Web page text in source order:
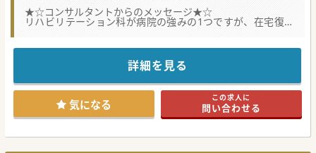
★☆コンサルタントからのメッセージ★☆
リハビリテーション科が病院の強みの1つですが、在宅復帰
をされた患者さんを
たいお考えがございます。
訪問診療経験者はもちろん、未経験の方でもご応募いただけ
ますので、まずはお気軽にお問合せください♪
#秋入職可
詳細を見る
気になる この求人に
問い合わせる